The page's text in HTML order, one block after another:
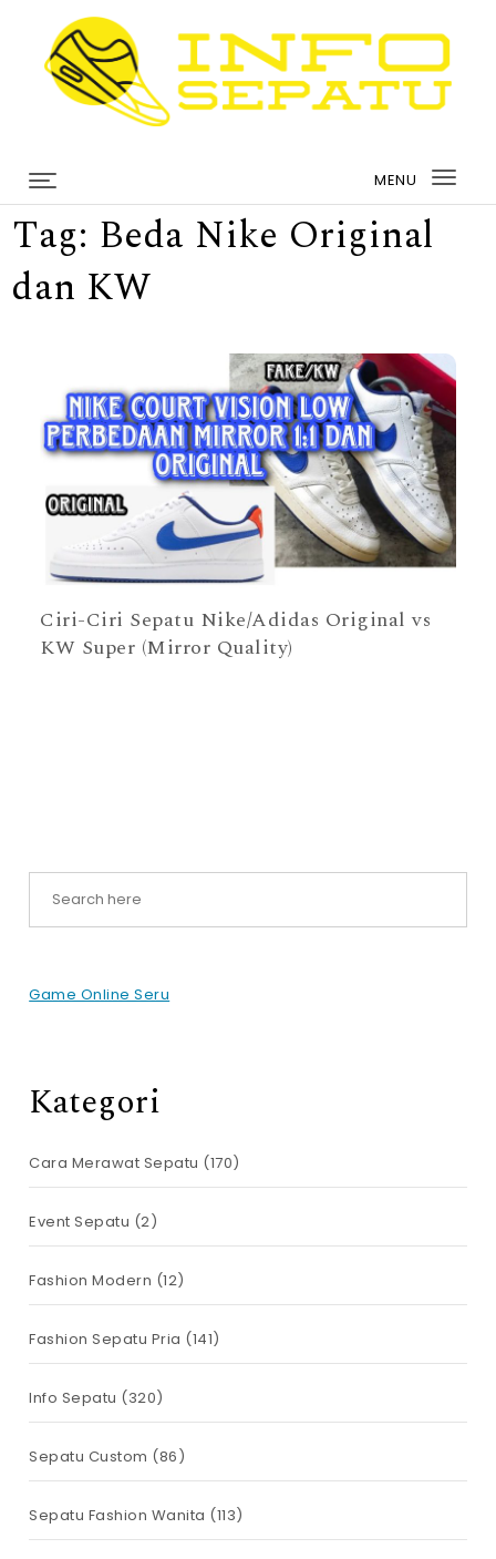
Skip to content
MENU
Tag: Beda Nike Original
dan KW
Ciri-Ciri Sepatu Nike/Adidas Original vs
KW Super (Mirror Quality)
Game Online Seru
Kategori
Cara Merawat Sepatu (170)
Event Sepatu (2)
Fashion Modern (12)
Fashion Sepatu Pria (141)
Info Sepatu (320)
Sepatu Custom (86)
Sepatu Fashion Wanita (113)